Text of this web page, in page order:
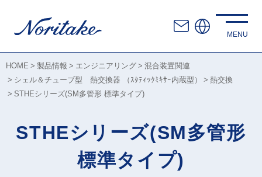
HOME 製品情報 エンジニアリング
混合装置関連
シェル＆チューブ型 熱交換器 （ｽﾀﾃｨｯｸﾐｷｻｰ内蔵型）
熱交換
STHEシリーズ(SM多管形 標準タイプ)
STHEシリーズ(SM多管形
標準タイプ)